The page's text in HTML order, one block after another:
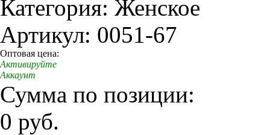
Категория: Женское
Артикул: 0051-67
Оптовая цена:
Активируйте
Аккаунт
Сумма по позиции:
0 руб.